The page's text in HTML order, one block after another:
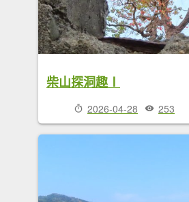
柴山探洞趣Ⅰ
2026-04-28 253